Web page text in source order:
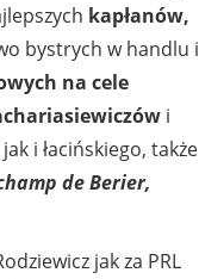
kapłanów,
bystrych w handlu i
na cele
i
i łacińskiego, także
de Berier,
jak za PRL